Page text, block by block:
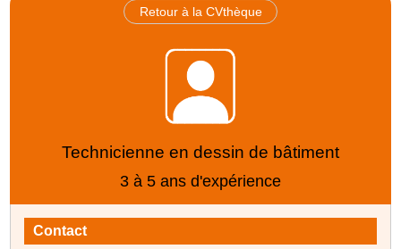
Retour à la CVthèque
Technicienne en dessin de bâtiment
3 à 5 ans d'expérience
Contact